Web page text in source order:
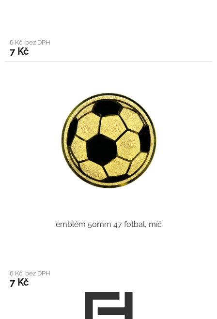
6 Kč bez DPH
7 Kč
emblém 50mm 47 fotbal, míč
6 Kč bez DPH
7 Kč